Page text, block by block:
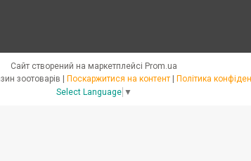
Сайт створений на маркетплейсі Prom.ua
Поскаржитися на контент
Політика
Select Language ▼